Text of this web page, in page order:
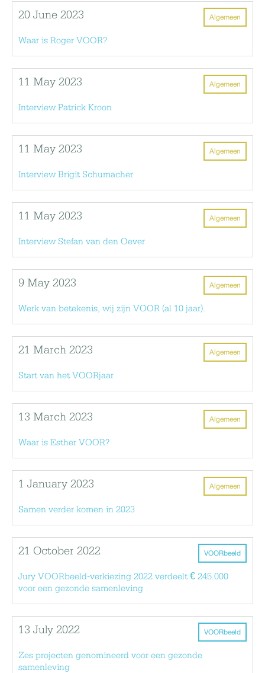
Algemeen
20 June 2023
Waar is Roger VOOR?
Algemeen
11 May 2023
Interview Patrick Kroon
Algemeen
11 May 2023
Interview Brigit Schumacher
Algemeen
11 May 2023
Interview Stefan van den Oever
Algemeen
9 May 2023
Werk van betekenis, wij zijn VOOR (al 10 jaar).
Algemeen
21 March 2023
Start van het VOORjaar
Algemeen
13 March 2023
Waar is Esther VOOR?
Algemeen
1 January 2023
Samen verder komen in 2023
VOORbeeld
21 October 2022
Jury VOORbeeld-verkiezing 2022 verdeelt € 245.000
voor een gezonde samenleving
VOORbeeld
13 July 2022
Zes projecten genomineerd voor een gezonde
samenleving